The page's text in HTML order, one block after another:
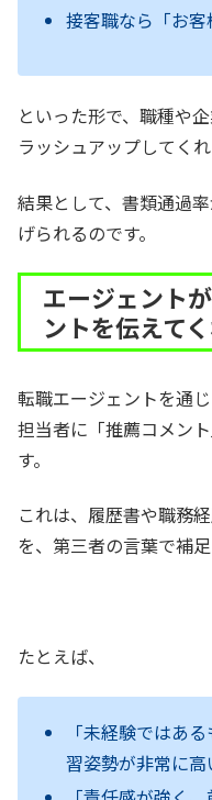
接客職なら「お客
といった形で、職種や
ラッシュアップしてくれ
結果として、書類通過
げられるのです。
エージェント
ントを伝えて
転職エージェントを通
担当者に「推薦コメン
す。
これは、履歴書や職務
を、第三者の言葉で補
たとえば、
「未経験ではあ
習姿勢が非常に高